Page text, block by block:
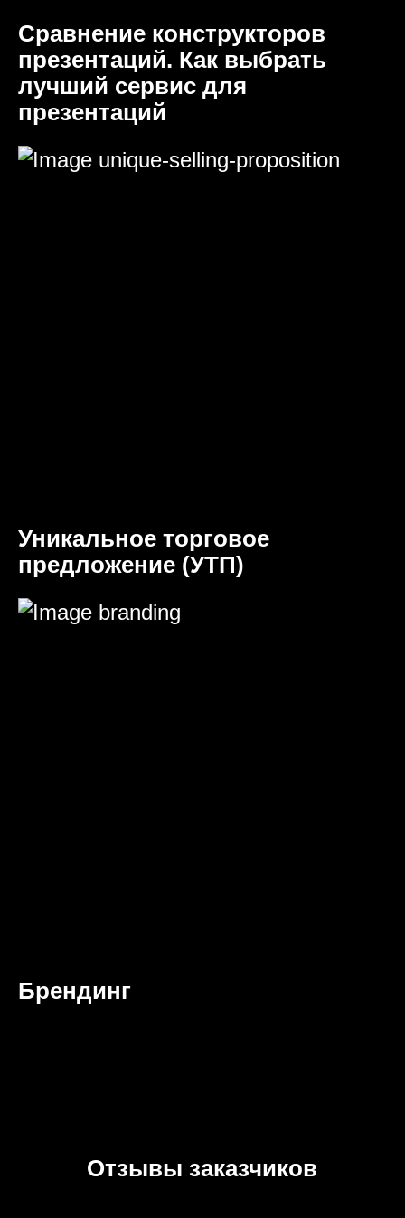
Сравнение конструкторов
презентаций. Как выбрать
лучший сервис для
презентаций
Уникальное торговое
предложение (УТП)
Брендинг
Отзывы заказчиков